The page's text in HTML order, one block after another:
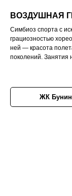
ВОЗДУШНАЯ
Симбиоз спорта с
грациозностью
ней — красота
поколений. Занятия
ЖК